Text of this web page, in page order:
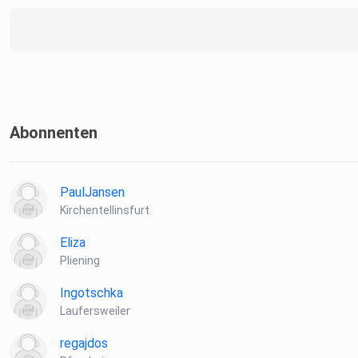
Abonnenten
PaulJansen
Kirchentellinsfurt
Eliza
Pliening
Ingotschka
Laufersweiler
regajdos